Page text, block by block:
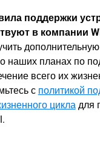
поддержки
в компании
дополнительную
наших планах по
всего их
с политикой
цикладля